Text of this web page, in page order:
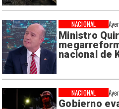
Ministro
nacional de
NACIONAL
Gobierno
NACIONAL